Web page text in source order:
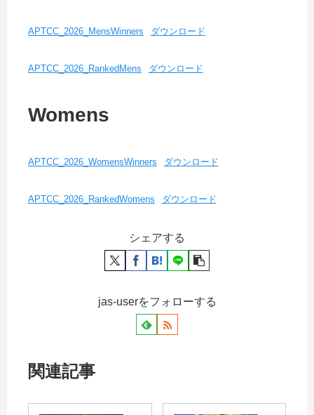
APTCC_2026_MensWinners ダウンロード
APTCC_2026_RankedMens ダウンロード
Womens
APTCC_2026_WomensWinners ダウンロード
APTCC_2026_RankedWomens ダウンロード
シェアする
jas-userをフォローする
関連記事